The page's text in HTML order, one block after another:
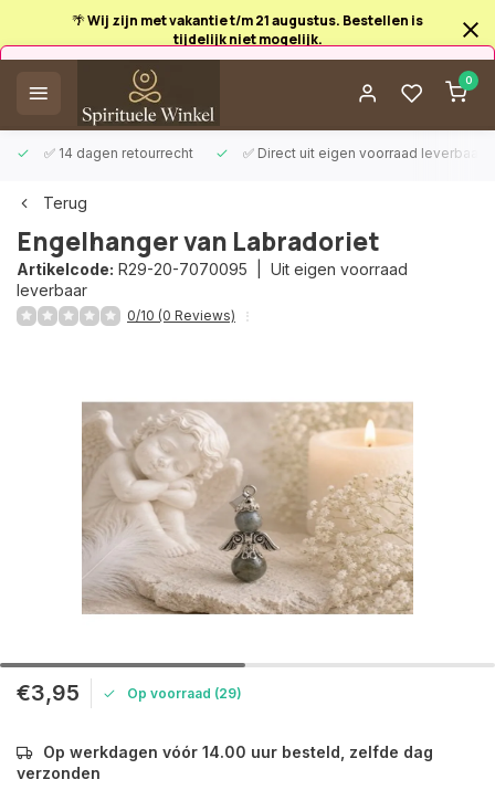
🌴 Wij zijn met vakantie t/m 21 augustus. Bestellen is
tijdelijk niet mogelijk.
0
✅ 14 dagen retourrecht ✅ Direct uit eigen voorraad leverbaar
Afrekenen is uitgeschakeld.
Terug
Engelhanger van Labradoriet
Artikelcode: R29-20-7070095 | Uit eigen voorraad
leverbaar
0/10 (0 Reviews)
€3,95 Op voorraad (29)
Op werkdagen vóór 14.00 uur besteld, zelfde dag
verzonden